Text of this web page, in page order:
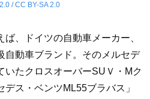
/ CC BY-SA 2.0
ば、ドイツの自動車メーカー、
自動車ブランド。そのメルセデ
いたクロスオーバーSUＶ・Mク
ス・ベンツML55ブラバス」